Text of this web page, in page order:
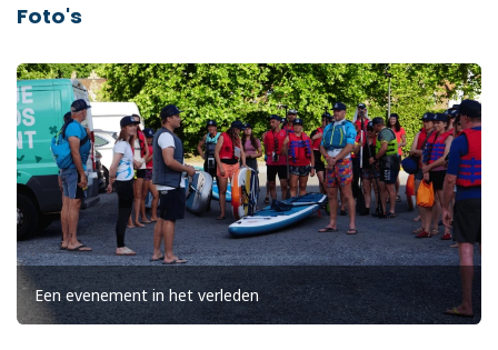
Foto's
Een evenement in het verleden